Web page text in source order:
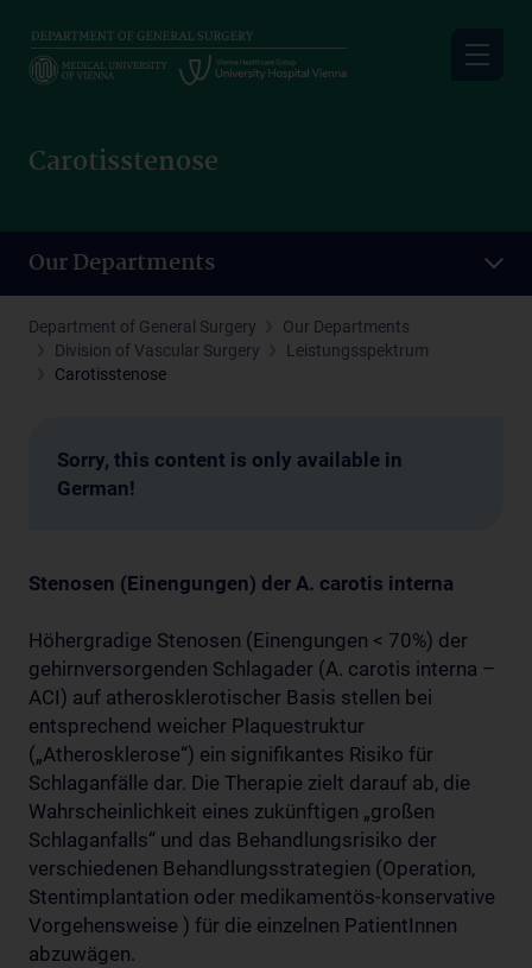
main
Carotisstenose
Our Departments
Department of General Surgery
Our Departments
Division of Vascular Surgery
Leistungsspektrum
Carotisstenose
Sorry, this content is only available in
German!
Stenosen (Einengungen) der A. carotis interna
Höhergradige Stenosen (Einengungen < 70%) der
gehirnversorgenden Schlagader (A. carotis interna –
ACI) auf atherosklerotischer Basis stellen bei
entsprechend weicher Plaquestruktur
(„Atherosklerose“) ein signifikantes Risiko für
Schlaganfälle dar. Die Therapie zielt darauf ab, die
Wahrscheinlichkeit eines zukünftigen „großen
Schlaganfalls“ und das Behandlungsrisiko der
verschiedenen Behandlungsstrategien (Operation,
Stentimplantation oder medikamentös-konservative
Vorgehensweise ) für die einzelnen PatientInnen
abzuwägen.